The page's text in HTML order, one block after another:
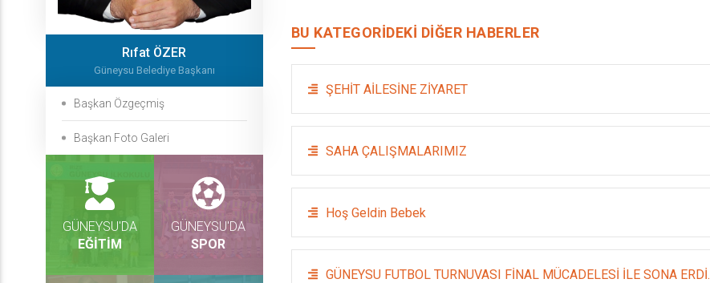
Rıfat ÖZER
Güneysu Belediye Başkanı
Başkan Özgeçmiş
Başkan Foto Galeri
GÜNEYSU'DA
EĞİTİM
GÜNEYSU'DA
SPOR
BU KATEGORIDEKI DIĞER HABERLER
ŞEHİT AİLESİNE ZİYARET
SAHA ÇALIŞMALARIMIZ
Hoş Geldin Bebek
GÜNEYSU FUTBOL TURNUVASI FİNAL MÜCADELESİ İLE SONA ERDİ.